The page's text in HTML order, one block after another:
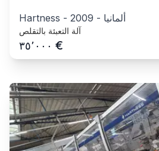
Hartness - 2009 - ألمانيا
آلة التعبئة بالتقلص
٣٥٬٠٠٠ €